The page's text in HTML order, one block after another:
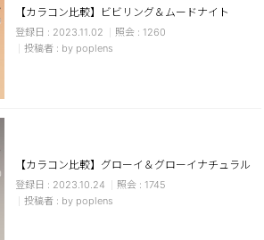
【カラコン比較】ビビリング＆ムードナイト
2023.11.02
1260
by poplens
【カラコン比較】グローイ＆グローイナチュラル
2023.10.24
1745
by poplens